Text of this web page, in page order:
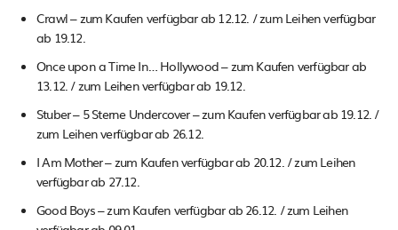
Crawl – zum Kaufen verfügbar ab 12.12. / zum Leihen verfügbar
ab 19.12.
Once upon a Time In… Hollywood – zum Kaufen verfügbar ab
13.12. / zum Leihen verfügbar ab 19.12.
Stuber – 5 Sterne Undercover – zum Kaufen verfügbar ab 19.12. /
zum Leihen verfügbar ab 26.12.
I Am Mother – zum Kaufen verfügbar ab 20.12. / zum Leihen
verfügbar ab 27.12.
Good Boys – zum Kaufen verfügbar ab 26.12. / zum Leihen